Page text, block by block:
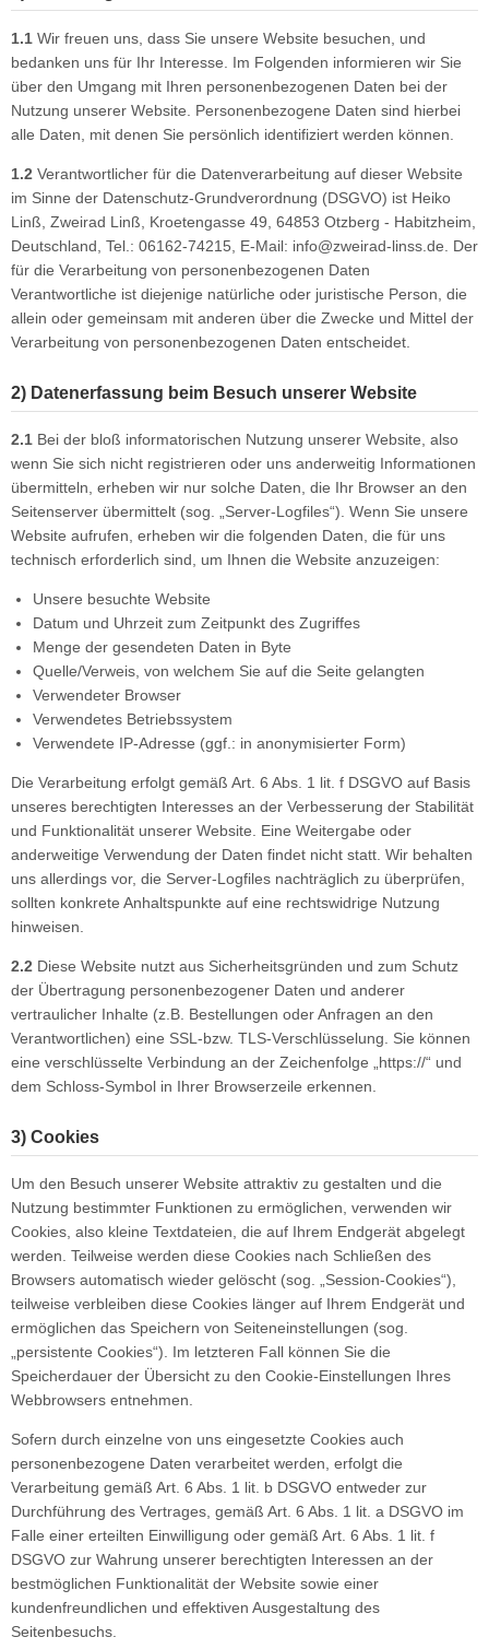
1.1 Wir freuen uns, dass Sie unsere Website besuchen, und
bedanken uns für Ihr Interesse. Im Folgenden informieren wir Sie
über den Umgang mit Ihren personenbezogenen Daten bei der
Nutzung unserer Website. Personenbezogene Daten sind hierbei
alle Daten, mit denen Sie persönlich identifiziert werden können.
1.2 Verantwortlicher für die Datenverarbeitung auf dieser Website
im Sinne der Datenschutz-Grundverordnung (DSGVO) ist Heiko
Linß, Zweirad Linß, Kroetengasse 49, 64853 Otzberg - Habitzheim,
Deutschland, Tel.: 06162-74215, E-Mail: info@zweirad-linss.de. Der
für die Verarbeitung von personenbezogenen Daten
Verantwortliche ist diejenige natürliche oder juristische Person, die
allein oder gemeinsam mit anderen über die Zwecke und Mittel der
Verarbeitung von personenbezogenen Daten entscheidet.
2) Datenerfassung beim Besuch unserer Website
2.1 Bei der bloß informatorischen Nutzung unserer Website, also
wenn Sie sich nicht registrieren oder uns anderweitig Informationen
übermitteln, erheben wir nur solche Daten, die Ihr Browser an den
Seitenserver übermittelt (sog. „Server-Logfiles“). Wenn Sie unsere
Website aufrufen, erheben wir die folgenden Daten, die für uns
technisch erforderlich sind, um Ihnen die Website anzuzeigen:
Unsere besuchte Website
Datum und Uhrzeit zum Zeitpunkt des Zugriffes
Menge der gesendeten Daten in Byte
Quelle/Verweis, von welchem Sie auf die Seite gelangten
Verwendeter Browser
Verwendetes Betriebssystem
Verwendete IP-Adresse (ggf.: in anonymisierter Form)
Die Verarbeitung erfolgt gemäß Art. 6 Abs. 1 lit. f DSGVO auf Basis
unseres berechtigten Interesses an der Verbesserung der Stabilität
und Funktionalität unserer Website. Eine Weitergabe oder
anderweitige Verwendung der Daten findet nicht statt. Wir behalten
uns allerdings vor, die Server-Logfiles nachträglich zu überprüfen,
sollten konkrete Anhaltspunkte auf eine rechtswidrige Nutzung
hinweisen.
2.2 Diese Website nutzt aus Sicherheitsgründen und zum Schutz
der Übertragung personenbezogener Daten und anderer
vertraulicher Inhalte (z.B. Bestellungen oder Anfragen an den
Verantwortlichen) eine SSL-bzw. TLS-Verschlüsselung. Sie können
eine verschlüsselte Verbindung an der Zeichenfolge „https://“ und
dem Schloss-Symbol in Ihrer Browserzeile erkennen.
3) Cookies
Um den Besuch unserer Website attraktiv zu gestalten und die
Nutzung bestimmter Funktionen zu ermöglichen, verwenden wir
Cookies, also kleine Textdateien, die auf Ihrem Endgerät abgelegt
werden. Teilweise werden diese Cookies nach Schließen des
Browsers automatisch wieder gelöscht (sog. „Session-Cookies“),
teilweise verbleiben diese Cookies länger auf Ihrem Endgerät und
ermöglichen das Speichern von Seiteneinstellungen (sog.
„persistente Cookies“). Im letzteren Fall können Sie die
Speicherdauer der Übersicht zu den Cookie-Einstellungen Ihres
Webbrowsers entnehmen.
Sofern durch einzelne von uns eingesetzte Cookies auch
personenbezogene Daten verarbeitet werden, erfolgt die
Verarbeitung gemäß Art. 6 Abs. 1 lit. b DSGVO entweder zur
Durchführung des Vertrages, gemäß Art. 6 Abs. 1 lit. a DSGVO im
Falle einer erteilten Einwilligung oder gemäß Art. 6 Abs. 1 lit. f
DSGVO zur Wahrung unserer berechtigten Interessen an der
bestmöglichen Funktionalität der Website sowie einer
kundenfreundlichen und effektiven Ausgestaltung des
Seitenbesuchs.
Bahnrad Singlespeed
Teile
und Beleuchtung
u. Felgenbänder
Speed Zubehör